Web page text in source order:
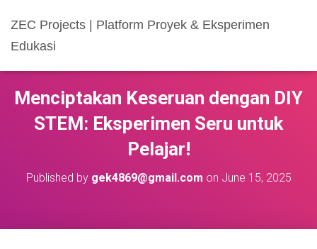
ZEC Projects | Platform Proyek & Eksperimen
Edukasi
Menciptakan Keseruan dengan DIY
STEM: Eksperimen Seru untuk
Pelajar!
Published by gek4869@gmail.com on June 15, 2025